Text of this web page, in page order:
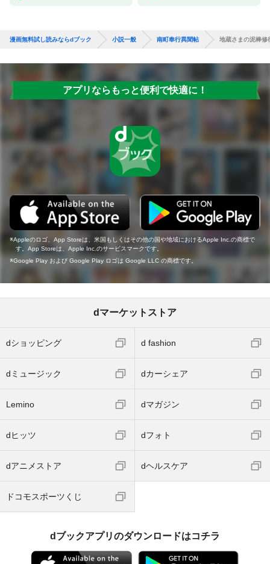
漫画無料試し読みならdブック 小説一般 南町奉行異聞帖 地蔵さまの泥棒修
アプリならもっと便利で快適に！
Appleのロゴ、App Storeは、米国もしくはその他の国や地域におけるApple Inc.の商標で
す。App Storeは、Apple Inc.のサービスマークです。
Google Play および Google Play ロゴは Google LLC の商標です。
dマーケットストア
dショッピング d fashion
dミュージック dカーシェア
Lemino dマガジン
dヒッツ dフォト
dアニメストア dヘルスケア
ドコモスポーツくじ
dブックアプリのダウンロードはコチラ